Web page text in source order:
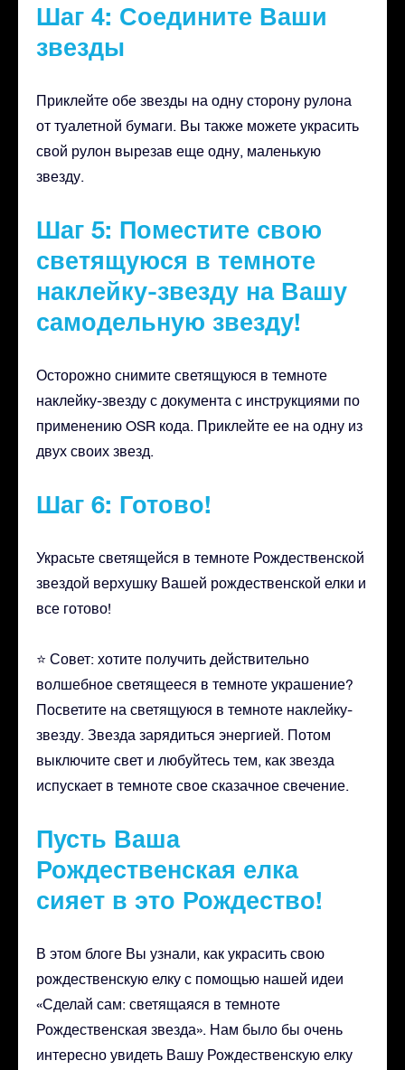
Шаг 4: Соедините Ваши
звезды
Приклейте обе звезды на одну сторону рулона
от туалетной бумаги. Вы также можете украсить
свой рулон вырезав еще одну, маленькую
звезду.
Шаг 5: Поместите свою
светящуюся в темноте
наклейку-звезду на Вашу
самодельную звезду!
Осторожно снимите светящуюся в темноте
наклейку-звезду с документа с инструкциями по
применению OSR кода. Приклейте ее на одну из
двух своих звезд.
Шаг 6: Готово!
Украсьте светящейся в темноте Рождественской
звездой верхушку Вашей рождественской елки и
все готово!
⭐ Совет: хотите получить действительно
волшебное светящееся в темноте украшение?
Посветите на светящуюся в темноте наклейку-
звезду. Звезда зарядиться энергией. Потом
выключите свет и любуйтесь тем, как звезда
испускает в темноте свое сказачное свечение.
Пусть Ваша
Рождественская елка
сияет в это Рождество!
В этом блоге Вы узнали, как украсить свою
рождественскую елку с помощью нашей идеи
«Сделай сам: светящаяся в темноте
Рождественская звезда». Нам было бы очень
интересно увидеть Вашу Рождественскую елку